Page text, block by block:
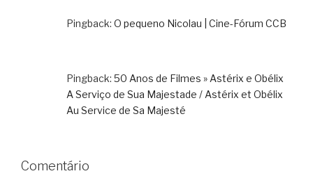
Pingback: O pequeno Nicolau | Cine-Fórum CCB
Pingback: 50 Anos de Filmes » Astérix e Obélix
A Serviço de Sua Majestade / Astérix et Obélix
Au Service de Sa Majesté
Comentário